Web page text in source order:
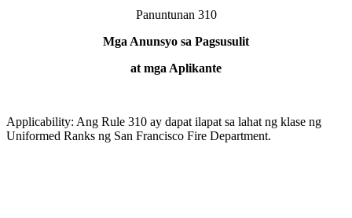
Panuntunan 310
Mga Anunsyo sa Pagsusulit
at mga Aplikante
Applicability: Ang Rule 310 ay dapat ilapat sa lahat ng klase ng
Uniformed Ranks ng San Francisco Fire Department.